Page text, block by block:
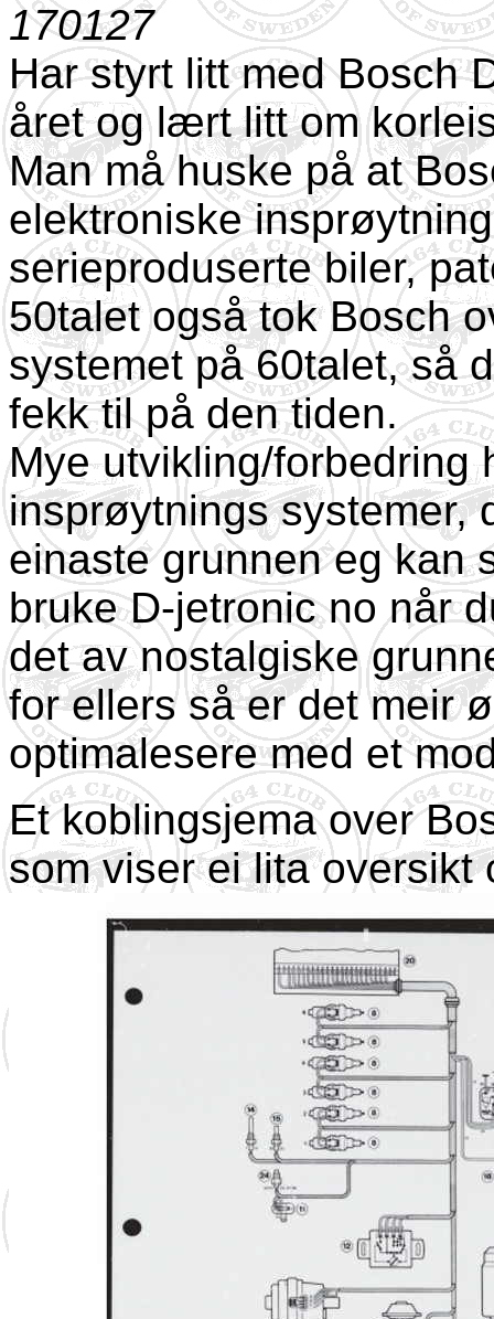
170127
Har styrt litt med Bosch
året og lært litt om
Man må huske på at
elektroniske
serieproduserte biler,
50talet også tok Bosch
systemet på 60talet, så
fekk til på den tiden.
Mye utvikling/forbedring
insprøytnings systemer,
einaste grunnen eg kan
bruke D-jetronic no når
det av nostalgiske
for ellers så er det meir
optimalesere med et
Et koblingsjema over
som viser ei lita oversikt